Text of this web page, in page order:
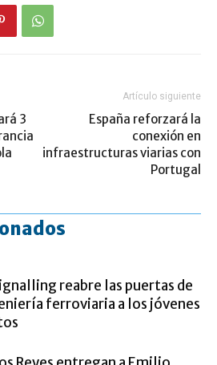
3
Artículo siguiente
España reforzará la
conexión en
infraestructuras viarias con
Portugal
reabre las puertas de
ferroviaria a los jóvenes